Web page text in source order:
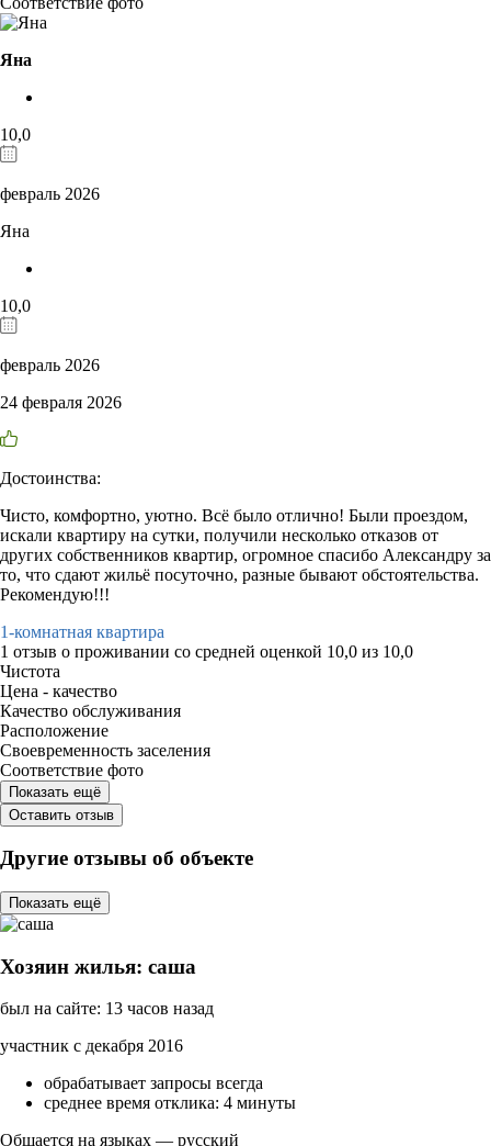
Яна
10,0
февраль 2026
Яна
10,0
февраль 2026
24 февраля 2026
Достоинства:
Чисто, комфортно, уютно. Всё было отлично! Были проездом,
искали квартиру на сутки, получили несколько отказов от
других собственников квартир, огромное спасибо Александру за
то, что сдают жильё посуточно, разные бывают обстоятельства.
Рекомендую!!!
1-комнатная квартира
1 отзыв о проживании со средней оценкой 10,0 из 10,0
Чистота
Цена - качество
Качество обслуживания
Расположение
Своевременность заселения
Соответствие фото
Показать ещё
Оставить отзыв
Другие отзывы об объекте
Показать ещё
Хозяин жилья: саша
был на сайте: 13 часов назад
участник с декабря 2016
обрабатывает запросы всегда
среднее время отклика: 4 минуты
Общается на языках — русский